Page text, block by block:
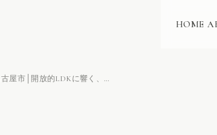
HOME
愛知県名古屋市│開放的LDKに響く、LINN 360 EXAKTシアター